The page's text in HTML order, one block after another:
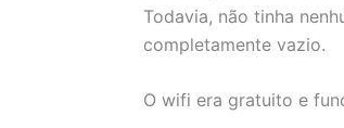
Todavia, não tinha
completamente vazio.
O wifi era gratuito e